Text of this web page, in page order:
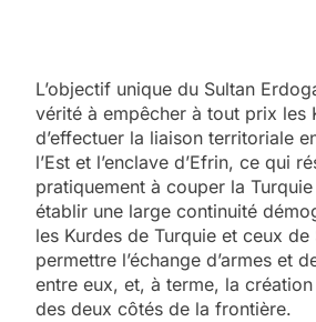
L’objectif unique du Sultan
vérité à empêcher à tout prix les
d’effectuer la liaison territoriale
l’Est et l’enclave d’Efrin, ce qui
pratiquement à couper la
établir une large continuité
les Kurdes de Turquie et ceux de
permettre l’échange d’armes et
entre eux, et, à terme, la création
des deux côtés de la frontière.